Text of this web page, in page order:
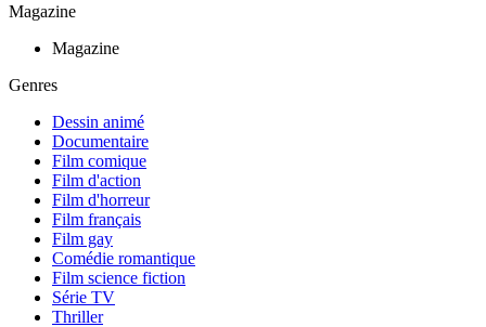
Magazine
Magazine
Genres
Dessin animé
Documentaire
Film comique
Film d'action
Film d'horreur
Film français
Film gay
Comédie romantique
Film science fiction
Série TV
Thriller